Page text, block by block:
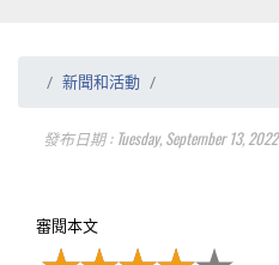
新聞和活動
發布日期 : Tuesday, September 13, 2022
審閱本文